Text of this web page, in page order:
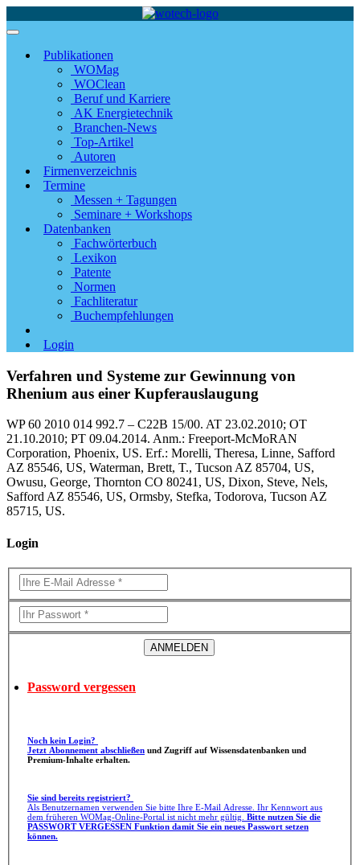
Publikationen
WOMag
WOClean
Beruf und Karriere
AK Energietechnik
Branchen-News
Top-Artikel
Autoren
Firmenverzeichnis
Termine
Messen + Tagungen
Seminare + Workshops
Datenbanken
Fachwörterbuch
Lexikon
Patente
Normen
Fachliteratur
Buchempfehlungen
Login
Verfahren und Systeme zur Gewinnung von
Rhenium aus einer Kupferauslaugung
WP 60 2010 014 992.7 – C22B 15/00. AT 23.02.2010; OT
21.10.2010; PT 09.04.2014. Anm.: Freeport-McMoRAN
Corporation, Phoenix, US. Erf.: Morelli, Theresa, Linne, Safford
AZ 85546, US, Waterman, Brett, T., Tucson AZ 85704, US,
Owusu, George, Thornton CO 80241, US, Dixon, Steve, Nels,
Safford AZ 85546, US, Ormsby, Stefka, Todorova, Tucson AZ
85715, US.
Login
Password vergessen
Noch kein Login?
Jetzt Abonnement abschließen
Premium-Inhalte erhalten.
Sie sind bereits registriert?
Als Benutzernamen verwenden Sie bitte Ihre E-Mail Adresse. Ihr Kennwort aus
dem früheren WOMag-Online-Portal ist nicht mehr gültig. Bitte nutzen Sie die
PASSWORT VERGESSEN Funktion damit Sie ein neues Passwort setzen
können.